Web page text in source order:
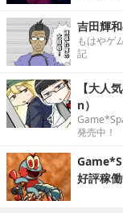
吉田輝
もはやゲ
記
【大人
n）
発売中！
好評稼働